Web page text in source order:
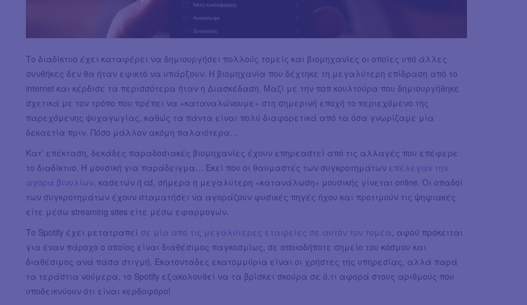
Το διαδίκτυο έχει καταφέρει να δημιουργήσει πολλούς τομείς και βιομηχανίες οι οποίες υπό άλλες
συνθήκες δεν θα ήταν εφικτό να υπάρξουν. Η βιομηχανία που δέχτηκε τη μεγαλύτερη επίδραση από το
internet και κέρδισε τα περισσότερα ήταν η Διασκέδαση. Μαζί με την ποπ κουλτούρα που δημιουργήθηκε
σχετικά με τον τρόπο που πρέπει να «καταναλώνουμε» στη σημερινή εποχή το περιεχόμενο της
παρεχόμενης ψυχαγωγίας, καθώς τα πάντα είναι πολύ διαφορετικά από τα όσα γνωρίζαμε μία
δεκαετία πριν. Πόσο μάλλον ακόμη παλαιότερα…
Κατ’ επέκταση, δεκάδες παραδοσιακές βιομηχανίες έχουν επηρεαστεί από τις αλλαγές που επέφερε
το διαδίκτυο. Η μουσική για παράδειγμα… Εκεί που οι θαυμαστές των συγκροτημάτων επέλεγαν την
αγορά βινυλίων, κασετών ή cd, σήμερα η μεγαλύτερη «κατανάλωση» μουσικής γίνεται online. Οι οπαδοί
των συγκροτημάτων έχουν σταματήσει να αγοράζουν φυσικές πηγές ήχου και προτιμούν τις ψηφιακές
είτε μέσω streaming sites είτε μέσω εφαρμογών.
Το Spotify έχει μετατραπεί σε μία από τις μεγαλύτερες εταιρείες σε αυτόν τον τομέα, αφού πρόκειται
για έναν πάροχο ο οποίος είναι διαθέσιμος παγκοσμίως, σε οποιοδήποτε σημείο του κόσμου και
διαθέσιμος ανά πάσα στιγμή. Εκατοντάδες εκατομμύρια είναι οι χρήστες της υπηρεσίας, αλλά παρά
τα τεράστια νούμερα, το Spotify εξακολουθεί να τα βρίσκει σκούρα σε ό,τι αφορά στους αριθμούς που
υποδεικνύουν ότι είναι κερδοφόρο!